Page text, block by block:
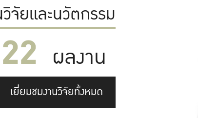
จัยและนวัตกรรม
ผลงาน
เยี่ยมชมงานวิจัยทั้งหมด